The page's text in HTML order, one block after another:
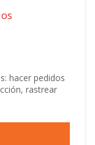
hacer pedidos
rastrear